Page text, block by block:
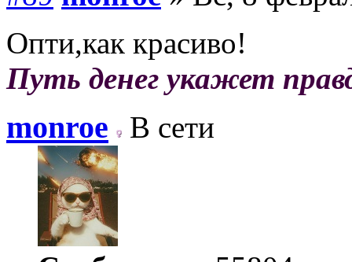
Опти,как красиво!
Путь денег укажет
monroe В сети